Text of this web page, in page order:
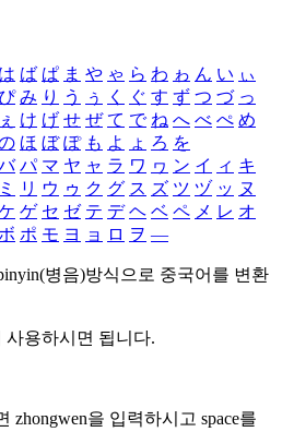
は ば ぱ ま や ゃ ら わ ゎ ん い ぃ
ぴ み り う ぅ く ぐ す ず つ づ っ
ぇ け げ せ ぜ て で ね へ べ ぺ め
ほ ぼ ぽ も よ ょ ろ を
パ マ ヤ ャ ラ ワ ヮ ン イ ィ キ
ミ リ ウ ゥ ク グ ス ズ ツ ヅ ッ ヌ
ゲ セ ゼ テ デ ヘ ベ ペ メ レ オ
ポ モ ヨ ョ ロ ヲ ―
병음)방식으로 중국어를 변환
사용하시면 됩니다.
zhongwen을 입력하시고 space를